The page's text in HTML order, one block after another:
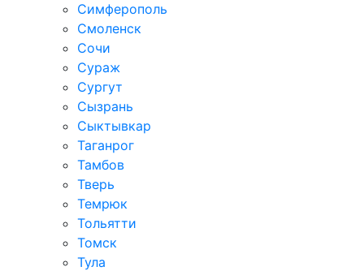
Симферополь
Смоленск
Сочи
Сураж
Сургут
Сызрань
Сыктывкар
Таганрог
Тамбов
Тверь
Темрюк
Тольятти
Томск
Тула